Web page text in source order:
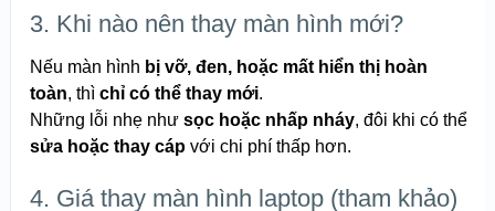
3. Khi nào nên thay màn hình mới?
Nếu màn hình bị vỡ, đen, hoặc mất hiển thị hoàn
toàn, thì chỉ có thể thay mới.
Những lỗi nhẹ như sọc hoặc nhấp nháy, đôi khi có thể
sửa hoặc thay cápvới chi phí thấp hơn.
4. Giá thay màn hình laptop (tham khảo)